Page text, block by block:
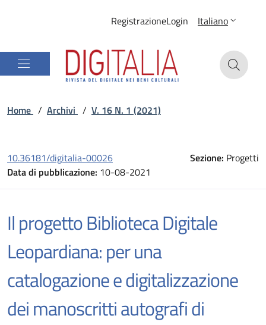
RegistrazioneLogin Italiano
Home / Archivi / V. 16 N. 1 (2021)
10.36181/digitalia-00026 Sezione: Progetti
Data di pubblicazione: 10-08-2021
Il progetto Biblioteca Digitale
Leopardiana: per una
catalogazione e digitalizzazione
dei manoscritti autografi di